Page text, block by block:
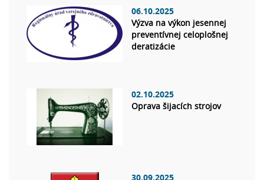
06.10.2025
Výzva na výkon jesennej
preventívnej celoplošnej
deratizácie
02.10.2025
Oprava šijacích strojov
30.09.2025